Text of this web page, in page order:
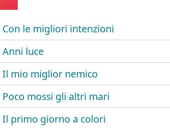
Con le migliori intenzioni
Anni luce
Il mio miglior nemico
Poco mossi gli altri mari
Il primo giorno a colori